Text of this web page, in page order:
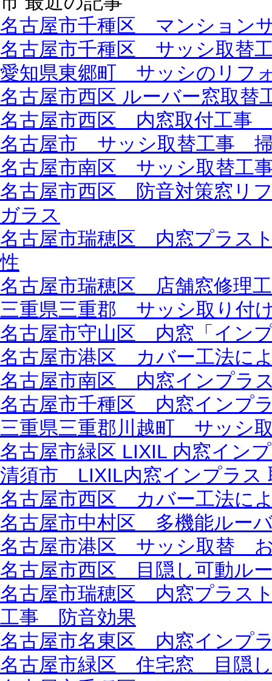
名古屋市千種区 マンション
名古屋市千種区 サッシ取替
愛知県東郷町 サッシのリフ
名古屋市西区 ルーバー窓取替
名古屋市西区 内窓取付工事
名古屋市 サッシ取替工事
名古屋市南区 サッシ取替
名古屋市西区 防音対策窓リ
ガラス
名古屋市瑞穂区 内窓プラス
性
名古屋市瑞穂区 店舗窓修理
三重県三重郡 サッシ取り付
名古屋市守山区 内窓「イン
名古屋市港区 カバー工法に
名古屋市南区 内窓インプ
名古屋市千種区 内窓イン
三重県三重郡川越町 サッシ
名古屋市緑区 LIXIL 内窓イン
清須市 LIXIL内窓インプラス
名古屋市西区 カバー工法に
名古屋市中村区 多機能ルー
名古屋市港区 サッシ取替
名古屋市西区 目隠し可動
名古屋市瑞穂区 内窓プラス
工事 防音効果
名古屋市名東区 内窓インプ
名古屋市緑区 住宅窓 目隠し